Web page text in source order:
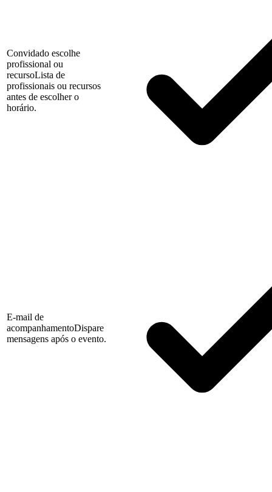
Convidado escolhe
profissional ou
recursoLista de
profissionais ou recursos
antes de escolher o
horário.
E-mail de
acompanhamentoDispare
mensagens após o evento.